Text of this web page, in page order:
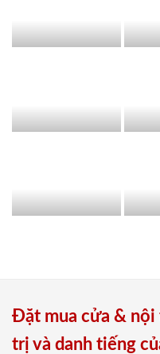
Đặt mua cửa & nội
trị và danh tiếng